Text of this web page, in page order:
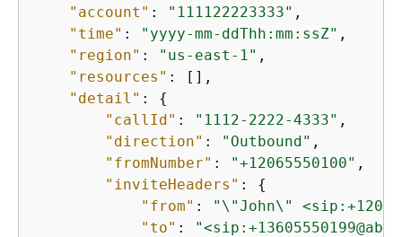
"account" : "111122223333" ,
"time" : "yyyy-mm-ddThh:mm:ssZ" ,
"region" : "us-east-1" ,
"resources" : [],
"detail" : {
"callId" : "1112-2222-4333" ,
"direction" : "Outbound" ,
"fromNumber" : "+12065550100" ,
"inviteHeaders" : {
"from" :
"\"John\"
"to" :